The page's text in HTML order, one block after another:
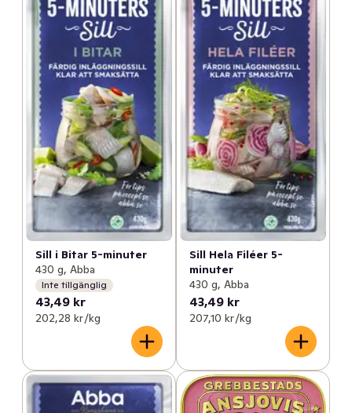
Sill i Bitar 5-minuter
430 g, Abba
Inte tillgänglig
43,49 kr
202,28 kr /kg
Sill Hela Filéer 5-
minuter
430 g, Abba
43,49 kr
207,10 kr /kg